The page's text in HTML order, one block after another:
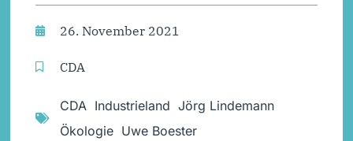
26. November 2021
CDA
CDA, Industrieland Jörg Lindemann,
Ökologie, Uwe Boester